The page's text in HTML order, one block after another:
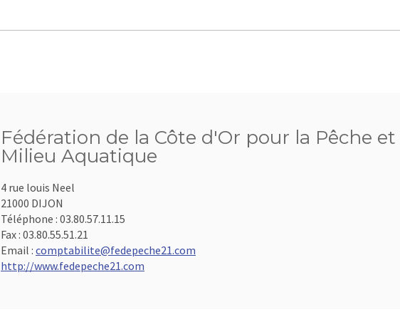
Fédération de la Côte d'Or pour la Pêche
Milieu Aquatique
4 rue louis Neel
21000 DIJON
Téléphone : 03.80.57.11.15
Fax : 03.80.55.51.21
Email : comptabilite@fedepeche21.com
http://www.fedepeche21.com